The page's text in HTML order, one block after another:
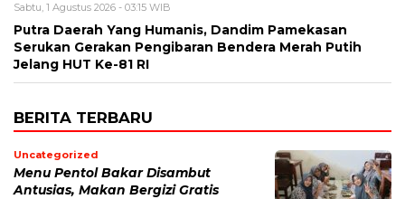
Sabtu, 1 Agustus 2026 - 03:15 WIB
Putra Daerah Yang Humanis, Dandim Pamekasan
Serukan Gerakan Pengibaran Bendera Merah Putih
Jelang HUT Ke-81 RI
BERITA TERBARU
Uncategorized
Menu Pentol Bakar Disambut
Antusias, Makan Bergizi Gratis